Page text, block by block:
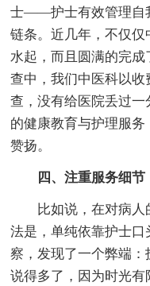
士——护士有效管理自
链条。近几年，不仅
水起，而且圆满的完
查中，我们中医科以
查，没有给医院丢过
的健康教育与护理服
赞扬。
四、注重服务细
比如说，在对病
法是，单纯依靠护士
察，发现了一个弊端：
说得多了，因为时光